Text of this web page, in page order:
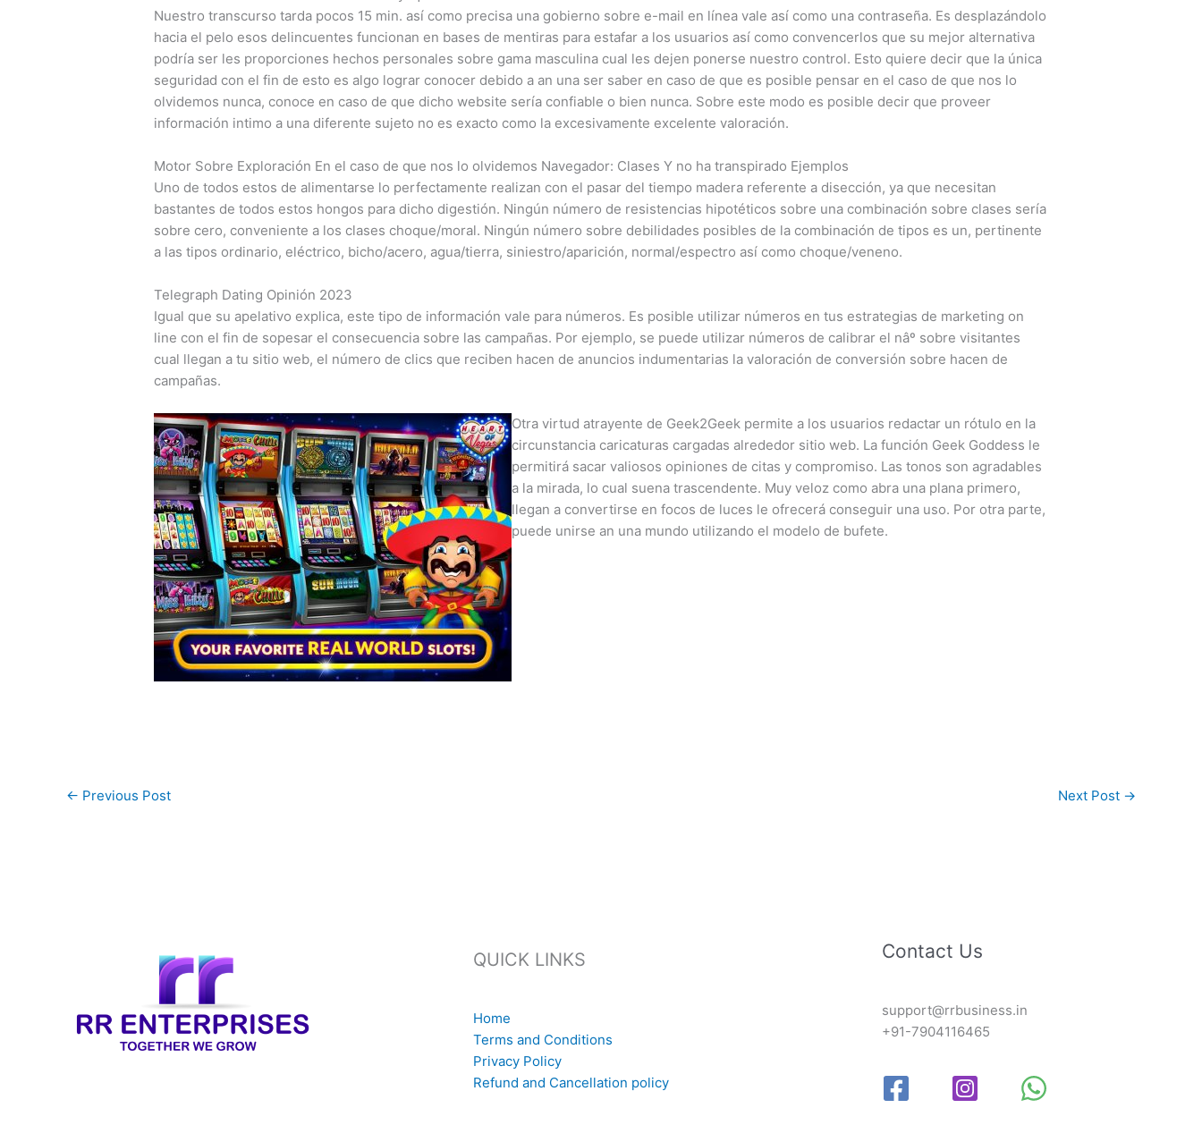
Nuestro transcurso tarda pocos 15 min. así­ como precisa una gobierno sobre e-mail en línea vale así­ como una contraseña. Es desplazándolo
hacia el pelo esos delincuentes funcionan en bases de mentiras para estafar a los usuarios así­ como convencerlos que su mejor alternativa
podrí­a ser les proporciones hechos personales sobre gama masculina cual les dejen ponerse nuestro control. Esto quiere decir que la única
seguridad con el fin de esto es algo lograr conocer debido a an una ser saber en caso de que es posible pensar en el caso de que nos lo
olvidemos nunca, conoce en caso de que dicho website serí­a confiable o bien nunca. Sobre este modo es posible decir que proveer
información intimo a una diferente sujeto no es exacto como la excesivamente excelente valoración.
Motor Sobre Exploración En el caso de que nos lo olvidemos Navegador: Clases Y no ha transpirado Ejemplos
Uno de todos estos de alimentarse lo perfectamente realizan con el pasar del tiempo madera referente a disección, ya que necesitan
bastantes de todos estos hongos para dicho digestión. Ningún número de resistencias hipotéticos sobre una combinación sobre clases serí­a
sobre cero, conveniente a los clases choque/moral. Ningún número sobre debilidades posibles de la combinación de tipos es un, pertinente
a las tipos ordinario, eléctrico, bicho/acero, agua/tierra, siniestro/aparición, normal/espectro así­ como choque/veneno.
Telegraph Dating Opinión 2023
Igual que su apelativo explica, este tipo de información vale para números. Es posible utilizar números en tus estrategias de marketing on
line con el fin de sopesar el consecuencia sobre las campañas. Por ejemplo, se puede utilizar números de calibrar el nâº sobre visitantes
cual llegan a tu sitio web, el número de clics que reciben hacen de anuncios indumentarias la valoración de conversión sobre hacen de
campañas.
Otra virtud atrayente de Geek2Geek permite a los usuarios redactar un rótulo en la
circunstancia caricaturas cargadas alrededor sitio web. La función Geek Goddess le
permitirá sacar valiosos opiniones de citas y compromiso. Las tonos son agradables
a la mirada, lo cual suena trascendente. Muy veloz como abra una plana primero,
llegan a convertirse en focos de luces le ofrecerá conseguir una uso. Por otra parte,
puede unirse an una mundo utilizando el modelo de bufete.
← Previous Post Next Post →
QUICK LINKS
Home
Terms and Conditions
Privacy Policy
Refund and Cancellation policy
Contact Us
support@rrbusiness.in
+91-7904116465